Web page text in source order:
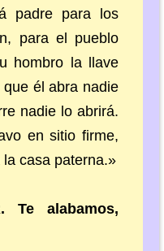
padre para los
para el pueblo
hombro la llave
él abra nadie
nadie lo abrirá.
en sitio firme,
casa paterna.»
Te alabamos,